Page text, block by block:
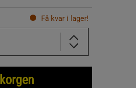
Få kvar i lager!